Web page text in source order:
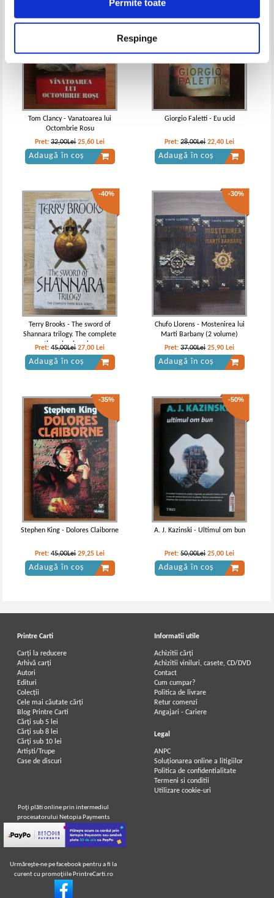
Permite toate
Respinge
Tom Clancy - Vanatoarea lui
Octombrie Rosu
Pret:32,00Lei 25,60 Lei
Adaugă în coș
Giorgio Faletti - Eu ucid
Pret:28,00Lei 22,40 Lei
Adaugă în coș
-40%
Terry Brooks - The sword of
Shannara trilogy. The complete
three book series
Pret:45,00Lei 27,00 Lei
Adaugă în coș
-30%
Chufo Llorens - Mostenirea lui
Marti Barbany (2 volume)
Pret:37,00Lei 25,90 Lei
Adaugă în coș
-35%
Stephen King - Dolores Claiborne
Pret:45,00Lei 29,25 Lei
Adaugă în coș
-50%
A. J. Kazinski - Ultimul om bun
Pret:50,00Lei 25,00 Lei
Adaugă în coș
Printre Carti
Carți la reducere
Arhivă carți
Autori
Edituri
Colecții
Cele mai căutate cărți
Blog Printre Carti
Cărţi sub 5 lei
Cărţi sub 8 lei
Cărţi sub 10 lei
Artiști/Trupe
Case de discuri
Informatii utile
Achizitii cărți
Achizitii viniluri, casete, CD/DVD
Contact
Cum cumpar?
Politica de livrare
Retur comenzi
Angajari - Cariere
Legal
ANPC
Soluționarea online a litigiilor
Politica de confidentialitate
Termeni si conditii
Utilizare cookie-uri
Poţi plăti online prin intermediul
procesatorului Netopia Payments
Urmăreşte-ne pe facebook pentru a fi la
curent cu promoţiile PrintreCarti.ro